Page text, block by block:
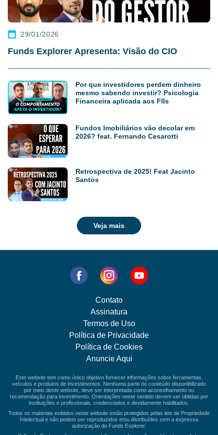
29/01/2026
Funds Explorer Apresenta: Visão do CIO
Por que investidores perdem dinheiro
mesmo sabendo investir? Psicologia
Financeira aplicada aos FIIs
Fundos Imobiliários vão decolar em
2026? feat. Fernando Cesarotti
Retrospectiva de 2025! Feat Jacinto
Santos
Veja mais
Contato
Assinatura
Termos de Uso
Política de Privacidade
Política de Cookies
Anuncie Aqui
Este website tem como único objetivo fornecer informações sobre ferramentas,
veículos e produtos de investimentos. Nenhuma parte do conteúdo disponibilizado
por meio deste website, deve ser interpretada como aconselhamento ou
recomendação para investimento. Orientações neste sentido devem ser obtidas por
instituições e profissionais, credenciados e devidamente habilitados.
Todos os materiais exibidos neste website estão protegidos pelas leis de Propriedade
Intelectual e não podem ser reproduzidos e/ou distribuídos sem a expressa
autorização do Funds Explorer.